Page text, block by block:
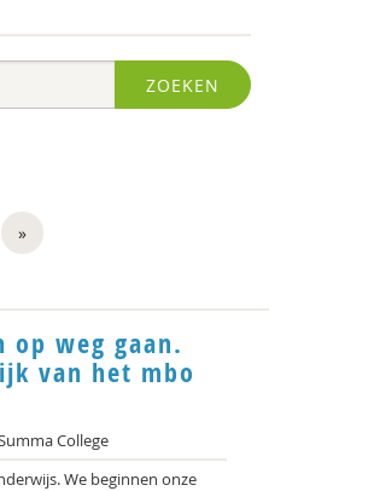
ZOEKEN
»
op weg gaan.
van het mbo
College
We beginnen onze